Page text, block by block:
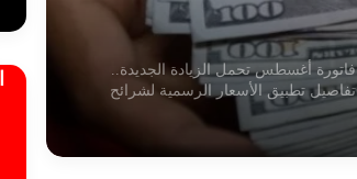
العالمية
فاتورة أغسطس تحمل الزيادة الجديدة..
تفاصيل تطبيق الأسعار الرسمية لشرائح
الكهرباء